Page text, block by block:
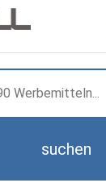
suchen